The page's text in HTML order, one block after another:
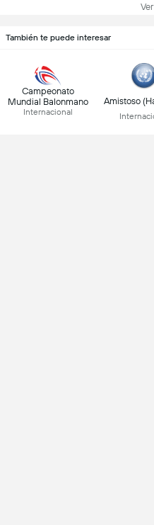
Ver
También te puede interesar
Campeonato
Mundial Balonmano
Internacional
Amistoso